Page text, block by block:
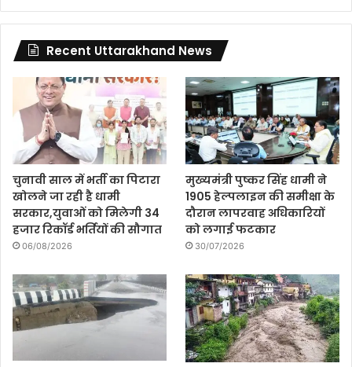
Recent Uttarakhand News
चुनावी साल में भर्ती का पिटारा
खोलने जा रही है धामी
सरकार,युवाओं को मिलेगी 34
हजार रिकॉर्ड भर्तियों की सौगात
06/08/2026
मुख्यमंत्री पुष्कर सिंह धामी ने
1905 हेल्पलाइन की समीक्षा के
दौरान लापरवाह अधिकारियों
को लगाई फटकार
30/07/2026